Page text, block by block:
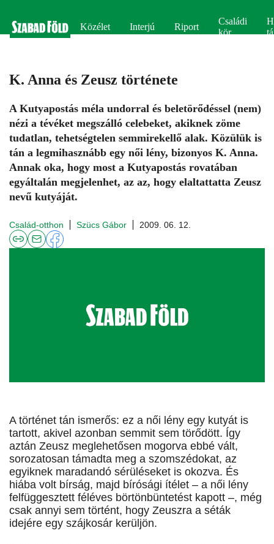
Közélet Interjú Riport
Családi
kör
K. Anna és Zeusz története
A Kutyapostás méla undorral és beletörődéssel (nem)
nézi a tévéket megszálló celebeket, akiknek zöme
tudatlan, tehetségtelen semmirekellő alak. Közülük is
tán a legmihasznább egy női lény, bizonyos K. Anna.
Annak oka, hogy most a Kutyapostás rovatában
egyáltalán megjelenhet, az az, hogy elaltattatta Zeusz
nevű kutyáját.
Család-otthon Szücs Gábor 2009. 06. 12.
A történet tán ismerős: ez a női lény egy kutyát is
tartott, akivel azonban semmit sem törődött. Így
aztán Zeusz meglehetősen mogorva ebbé vált,
sorozatosan támadta meg a szomszédokat, az
egyiknek maradandó sérüléseket is okozva. És
hiába volt bírság, majd bírósági ítélet – a női lény
felfüggesztett féléves börtönbüntetést kapott –, még
csak annyi sem történt, hogy Zeuszra a séták
idejére egy szájkosár kerüljön.